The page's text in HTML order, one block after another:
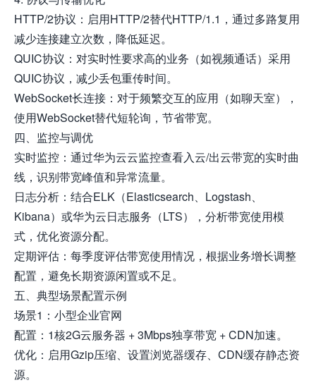
HTTP/2协议：启用HTTP/2替代HTTP/1.1，通过多路复用
减少连接建立次数，降低延迟。
QUIC协议：对实时性要求高的业务（如视频通话）采用
QUIC协议，减少丢包重传时间。
WebSocket长连接：对于频繁交互的应用（如聊天室），
使用WebSocket替代短轮询，节省带宽。
四、监控与调优
实时监控：通过华为云云监控查看入云/出云带宽的实时曲
线，识别带宽峰值和异常流量。
日志分析：结合ELK（Elasticsearch、Logstash、
Kibana）或华为云日志服务（LTS），分析带宽使用模
式，优化资源分配。
定期评估：每季度评估带宽使用情况，根据业务增长调整
配置，避免长期资源闲置或不足。
五、典型场景配置示例
场景1：小型企业官网
配置：1核2G云服务器 + 3Mbps独享带宽 + CDN加速。
优化：启用Gzip压缩、设置浏览器缓存、CDN缓存静态资
源。